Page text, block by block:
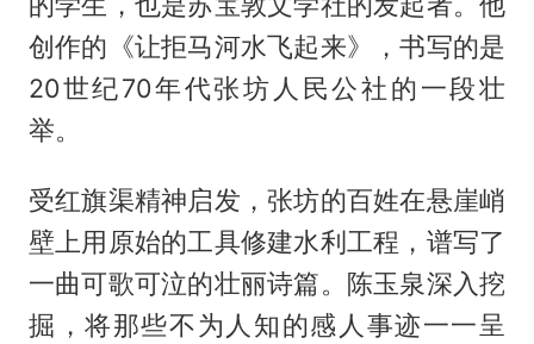
创作的《让拒马河水飞起来》，书写的是
20世纪70年代张坊人民公社的一段壮
举。
受红旗渠精神启发，张坊的百姓在悬崖峭
壁上用原始的工具修建水利工程，谱写了
一曲可歌可泣的壮丽诗篇。陈玉泉深入挖
掘，将那些不为人知的感人事迹一一呈